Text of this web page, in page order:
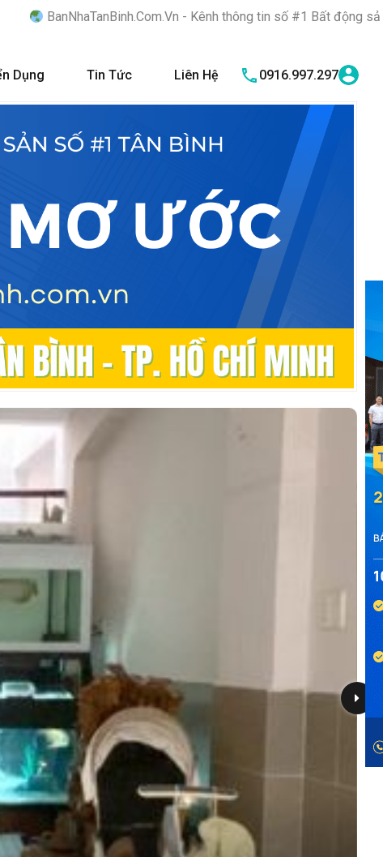
- Kênh thông tin số #1 Bất động sản quận Tân
Dụng Tin Tức Liên Hệ 0916.997.297